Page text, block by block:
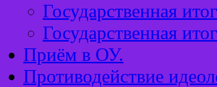
Государственная
Государственная
Приём в ОУ.
Противодействие